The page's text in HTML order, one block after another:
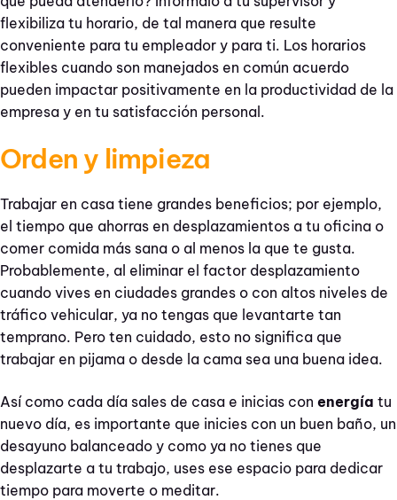
flexibiliza tu horario, de tal manera que resulte
conveniente para tu empleador y para ti. Los horarios
flexibles cuando son manejados en común acuerdo
pueden impactar positivamente en la productividad de la
empresa y en tu satisfacción personal.
Orden y limpieza
Trabajar en casa tiene grandes beneficios; por ejemplo,
el tiempo que ahorras en desplazamientos a tu oficina o
comer comida más sana o al menos la que te gusta.
Probablemente, al eliminar el factor desplazamiento
cuando vives en ciudades grandes o con altos niveles de
tráfico vehicular, ya no tengas que levantarte tan
temprano. Pero ten cuidado, esto no significa que
trabajar en pijama o desde la cama sea una buena idea.
Así como cada día sales de casa e inicias con energía tu
nuevo día, es importante que inicies con un buen baño, un
desayuno balanceado y como ya no tienes que
desplazarte a tu trabajo, uses ese espacio para dedicar
tiempo para moverte o meditar.